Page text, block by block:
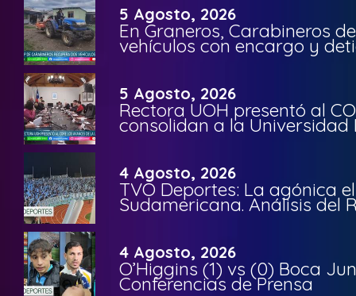
5 Agosto, 2026
En Graneros, Carabineros
vehículos con encargo y
5 Agosto, 2026
Rectora UOH presentó al
consolidan a la Universidad
4 Agosto, 2026
TVO Deportes: La agónica
Sudamericana. Análisis del
4 Agosto, 2026
O’Higgins (1) vs (0) Boca
Conferencias de Prensa